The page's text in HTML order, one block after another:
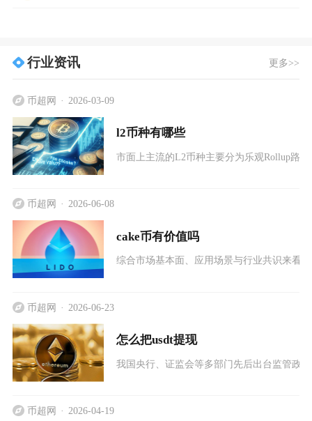
行业资讯 更多>>
币超网 2026-03-09
l2币种有哪些
市面上主流的L2币种主要分为乐观Rollup路
币超网 2026-06-08
cake币有价值吗
综合市场基本面、应用场景与行业共识来看
币超网 2026-06-23
怎么把usdt提现
我国央行、证监会等多部门先后出台监管政
币超网 2026-04-19